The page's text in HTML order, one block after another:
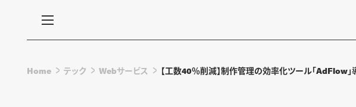
Home テック Webサービス 【工数40％削減】制作管理の効率化ツール「AdFlow